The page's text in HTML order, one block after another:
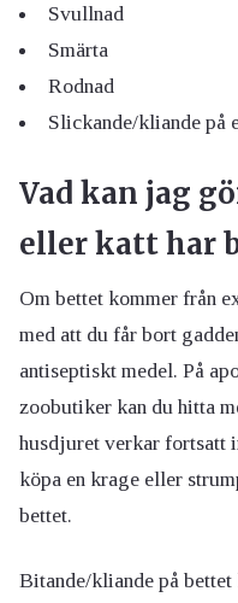
Svullnad
Smärta
Rodnad
Slickande/kliande på
Vad kan jag
eller katt har
Om bettet kommer från
med att du får bort
antiseptiskt medel. På
zoobutiker kan du hitta
husdjuret verkar fortsatt
köpa en krage eller
bettet.
Bitande/kliande på